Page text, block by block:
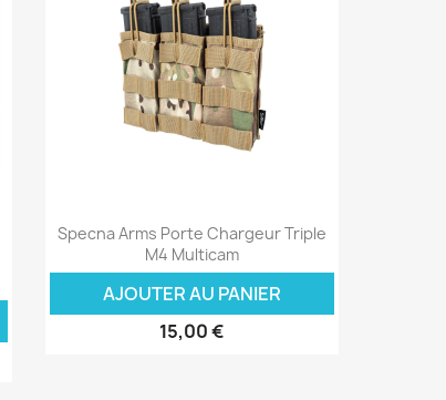
Aperçu rapide
Specna Arms Porte Chargeur Triple
M4 Multicam
AJOUTER AU PANIER
15,00 €